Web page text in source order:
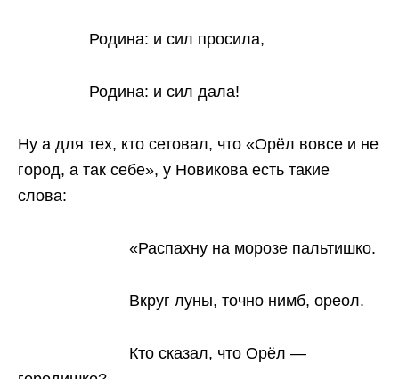
Родина: и сил просила,
Родина: и сил дала!
Ну а для тех, кто сетовал, что «Орёл вовсе и не
город, а так себе», у Новикова есть такие
слова:
«Распахну на морозе пальтишко.
Вкруг луны, точно нимб, ореол.
Кто сказал, что Орёл —